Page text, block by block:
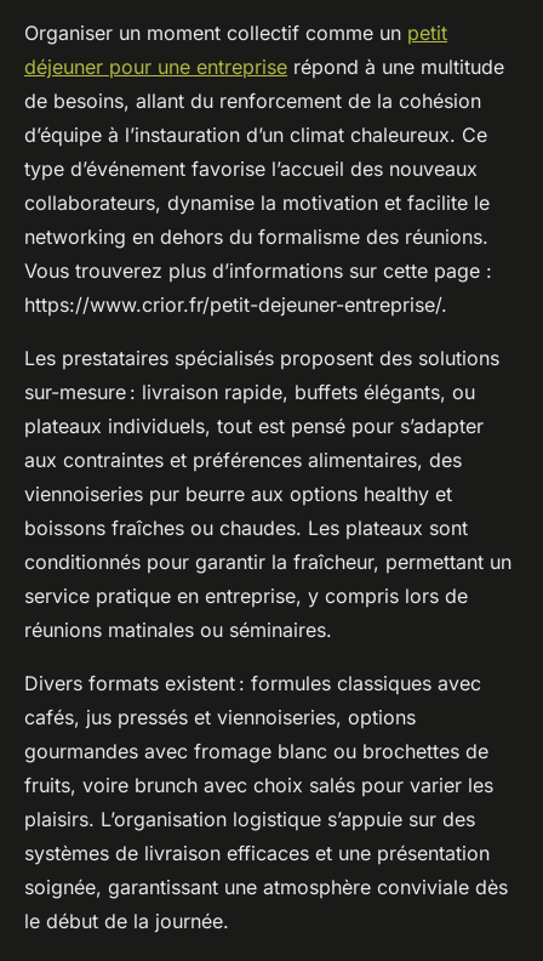
Organiser un moment collectif comme un petit
déjeuner pour une entreprise répond à une multitude
de besoins, allant du renforcement de la cohésion
d’équipe à l’instauration d’un climat chaleureux. Ce
type d’événement favorise l’accueil des nouveaux
collaborateurs, dynamise la motivation et facilite le
networking en dehors du formalisme des réunions.
Vous trouverez plus d’informations sur cette page :
https://www.crior.fr/petit-dejeuner-entreprise/.
Les prestataires spécialisés proposent des solutions
sur-mesure : livraison rapide, buffets élégants, ou
plateaux individuels, tout est pensé pour s’adapter
aux contraintes et préférences alimentaires, des
viennoiseries pur beurre aux options healthy et
boissons fraîches ou chaudes. Les plateaux sont
conditionnés pour garantir la fraîcheur, permettant un
service pratique en entreprise, y compris lors de
réunions matinales ou séminaires.
Divers formats existent : formules classiques avec
cafés, jus pressés et viennoiseries, options
gourmandes avec fromage blanc ou brochettes de
fruits, voire brunch avec choix salés pour varier les
plaisirs. L’organisation logistique s’appuie sur des
systèmes de livraison efficaces et une présentation
soignée, garantissant une atmosphère conviviale dès
le début de la journée.